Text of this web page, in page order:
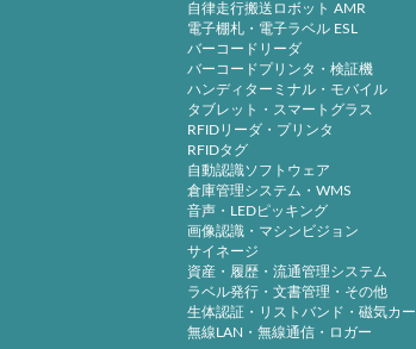
自律走行搬送ロボット AMR
電子棚札・電子ラベル ESL
バーコードリーダ
バーコードプリンタ・検証機
ハンディターミナル・モバイル
タブレット・スマートグラス
RFIDリーダ・プリンタ
RFIDタグ
自動認識ソフトウェア
倉庫管理システム・WMS
音声・LEDピッキング
画像認識・マシンビジョン
サイネージ
資産・履歴・流通管理システム
ラベル発行・文書管理・その他
生体認証・リストバンド・磁気カ
無線LAN・無線通信・ロガー